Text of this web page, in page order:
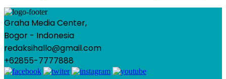
Graha Media Center,
Bogor - Indonesia
redaksihallo@gmail.com
+62855-7777888